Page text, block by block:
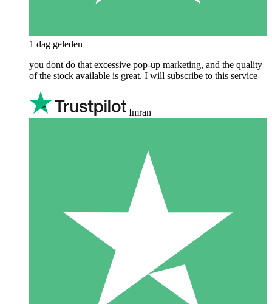
1 dag geleden
you dont do that excessive pop-up marketing, and the quality
of the stock available is great. I will subscribe to this service
Imran